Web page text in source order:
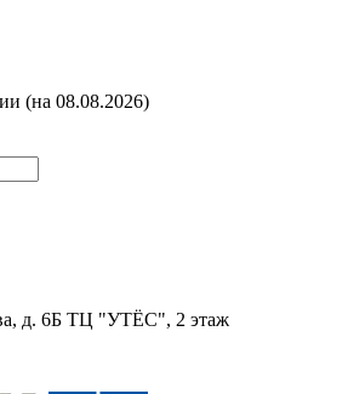
(на 08.08.2026)
д. 6Б ТЦ "УТЁС", 2 этаж